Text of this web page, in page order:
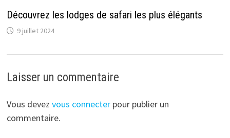
Découvrez les lodges de safari les plus élégants
9 juillet 2024
Laisser un commentaire
Vous devez vous connecterpour publier un
commentaire.